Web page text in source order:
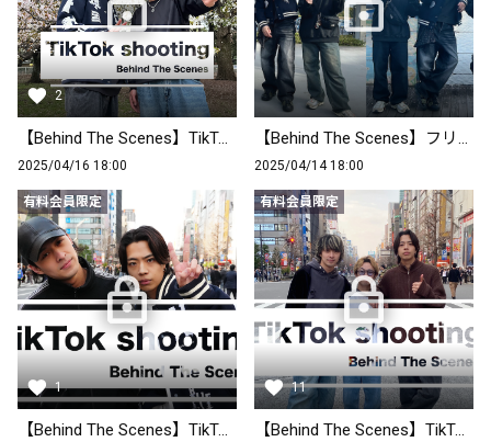
2
【Behind The Scenes】TikTok shooting
2025/04/16 18:00
【Behind The Scenes】フリーライブ関東編
2025/04/14 18:00
有料会員限定
1
【Behind The Scenes】TikTok shooting
有料会員限定
11
【Behind The Scenes】TikTok shooting